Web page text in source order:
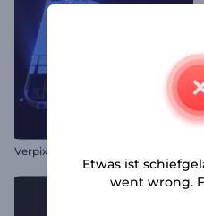
Verpixelnde Logoanimation
Etwas ist
went wrong.